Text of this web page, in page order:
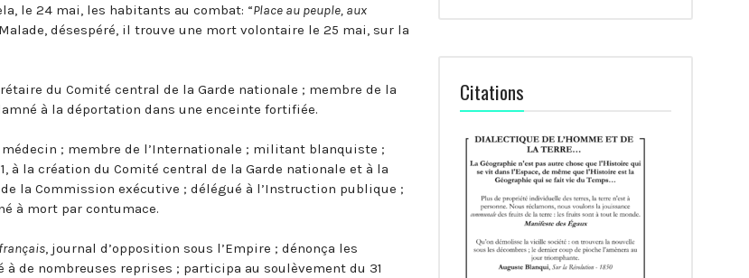
le 24 mai, les habitants au combat: “Place au peuple, aux
désespéré, il trouve une mort volontaire le 25 mai, sur la
du Comité central de la Garde nationale ; membre de la
à la déportation dans une enceinte fortifiée.
; membre de l’Internationale ; militant blanquiste ;
à la création du Comité central de la Garde nationale et à la
la Commission exécutive ; délégué à l’Instruction publique ;
à mort par contumace.
, journal d’opposition sous l’Empire ; dénonça les
de nombreuses reprises ; participa au soulèvement du 31
Citations